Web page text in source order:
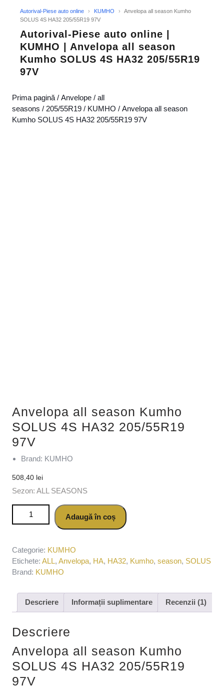
Autorival-Piese auto online › KUMHO ›
Anvelopa all season Kumho
SOLUS 4S HA32 205/55R19 97V
Autorival-Piese auto online |
KUMHO | Anvelopa all season
Kumho SOLUS 4S HA32 205/55R19
97V
Prima pagină / Anvelope / all
seasons / 205/55R19 / KUMHO / Anvelopa all season
Kumho SOLUS 4S HA32 205/55R19 97V
Anvelopa all season Kumho
SOLUS 4S HA32 205/55R19
97V
Brand: KUMHO
508,40 lei
Sezon: ALL SEASONS
Cantitate Anvelopa all season Kumho SOLUS 4S HA32
205/55R19 97V
Adaugă în coș
Categorie: KUMHO
Etichete: ALL, Anvelopa, HA, HA32, Kumho, season, SOLUS
Brand: KUMHO
Descriere Informații suplimentare Recenzii (1)
Descriere
Anvelopa all season Kumho
SOLUS 4S HA32 205/55R19
97V